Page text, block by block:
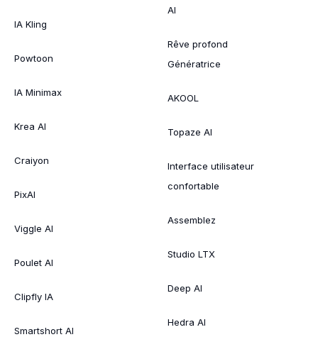
IA Kling
Powtoon
IA Minimax
Krea AI
Craiyon
PixAI
Viggle AI
Poulet AI
Clipfly IA
Smartshort AI
AI
Rêve profond
Génératrice
AKOOL
Topaze AI
Interface utilisateur
confortable
Assemblez
Studio LTX
Deep AI
Hedra AI